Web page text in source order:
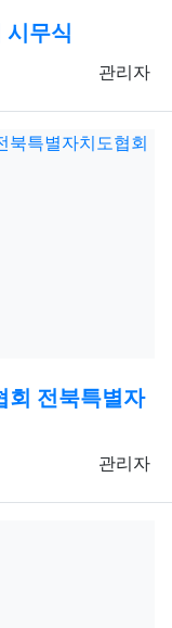
무식
등록자
관리자
전북특별자
등록자
관리자